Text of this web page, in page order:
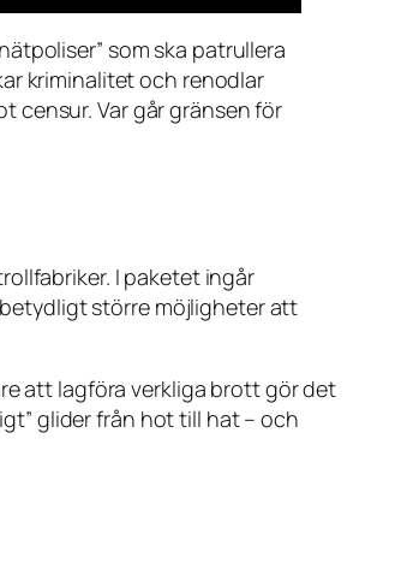
som ska patrullera
kriminalitet och renodlar
censur. Var går gränsen för
I paketet ingår
större möjligheter att
att lagföra verkliga brott gör det
glider från hot till hat – och